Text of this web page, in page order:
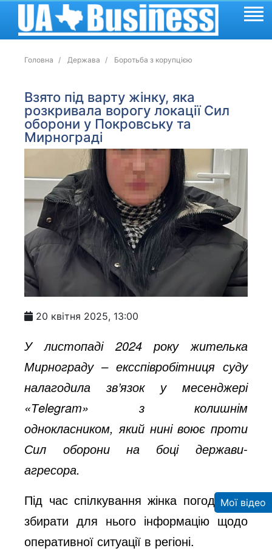
Головна Держава Боротьба з корупцією
Взято під варту жінку, яка
розкривала ворогу локації Сил
оборони у Покровську та
Мирнограді
20 квітня 2025, 13:00
У листопаді 2024 року жителька
Мирнограду – ексспівробітниця суду
налагодила зв’язок у месенджері
«Тelegram» з колишнім
однокласником, який нині воює проти
Сил оборони на боці держави-
агресора.
Під час спілкування жінка погодилась
збирати для нього інформацію щодо
оперативної ситуації в регіоні.
Мої відео